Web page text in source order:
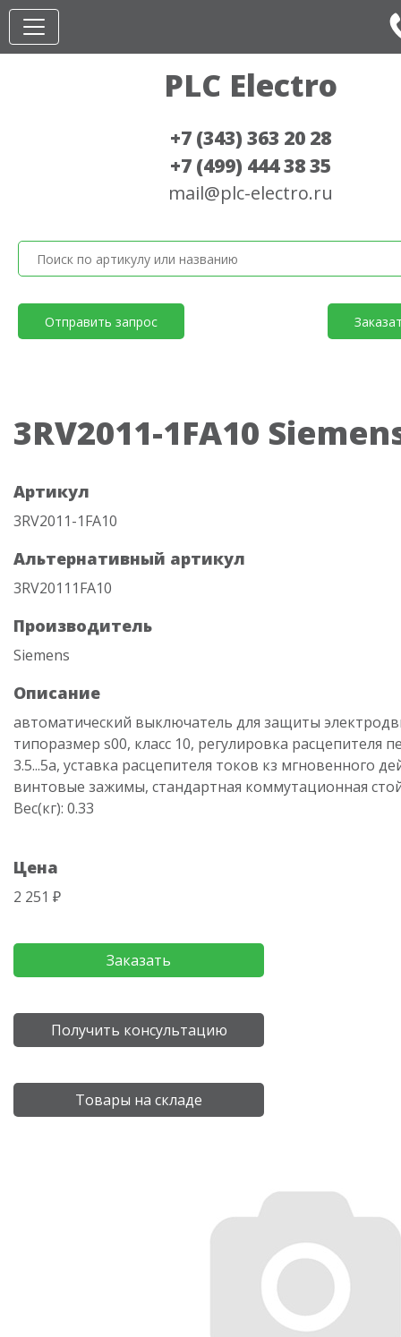
PLC Electro
+7 (343) 363 20 28
+7 (499) 444 38 35
mail@plc-electro.ru
Отправить запрос
3RV2011-1FA10
Артикул
3RV2011-1FA10
Альтернативный артикул
3RV20111FA10
Производитель
Siemens
Описание
автоматический выключатель для защиты
типоразмер s00, класс 10, регулировка расцепителя
3.5...5a, уставка расцепителя токов кз мгновенного
винтовые зажимы, стандартная коммутационная
Вес(кг): 0.33
Цена
2 251 ₽
Заказать
Получить консультацию
Товары на складе